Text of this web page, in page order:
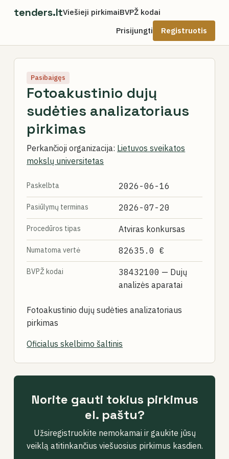
tenders.ltViešieji pirkimaiBVPŽ kodai
Prisijungti
Registruotis
Pasibaigęs
Fotoakustinio dujų
sudėties analizatoriaus
pirkimas
Perkančioji organizacija: Lietuvos sveikatos
mokslų universitetas
Paskelbta 2026-06-16
Pasiūlymų terminas 2026-07-20
Procedūros tipas Atviras konkursas
Numatoma vertė 82635.0 €
BVPŽ kodai 38432100 — Dujų
analizės aparatai
Fotoakustinio dujų sudėties analizatoriaus
pirkimas
Oficialus skelbimo šaltinis
Norite gauti tokius pirkimus
el. paštu?
Užsiregistruokite nemokamai ir gaukite jūsų
veiklą atitinkančius viešuosius pirkimus kasdien.